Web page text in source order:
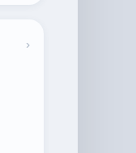
›